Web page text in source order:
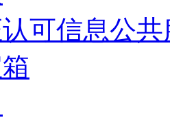
可信息公